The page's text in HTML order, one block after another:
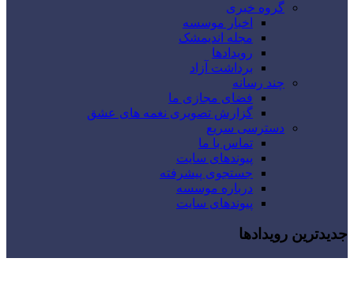
گروه خبری
اخبار موسسه
مجله اندیمشک
رویدادها
برداشت آزاد
چند رسانه
فضای مجازی ما
گزارش تصویری نغمه های عشق
دسترسی سریع
تماس با ما
پیوندهای سایت
جستجوی پیشرفته
درباره موسسه
پیوندهای سایت
جدیدترین رویدادها